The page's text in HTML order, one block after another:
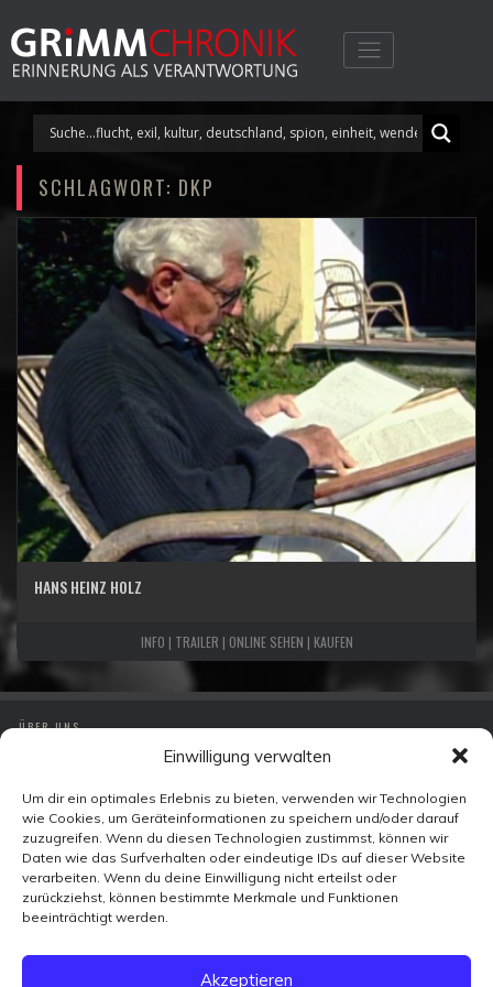
Einwilligung verwalten
Um dir ein optimales Erlebnis zu bieten, verwenden wir Technologien
wie Cookies, um Geräteinformationen zu speichern und/oder darauf
zuzugreifen. Wenn du diesen Technologien zustimmst, können wir
Daten wie das Surfverhalten oder eindeutige IDs auf dieser Website
verarbeiten. Wenn du deine Einwilligung nicht erteilst oder
zurückziehst, können bestimmte Merkmale und Funktionen
beeinträchtigt werden.
Akzeptieren
content
SCHLAGWORT: DKP
HANS HEINZ HOLZ
INFO | TRAILER | ONLINE SEHEN | KAUFEN
ÜBER UNS
DATENSCHUTZ
KONTAKT
Zeitzeugen-TV
Ohmstraße 7
10179 Berlin
FACEBOOK